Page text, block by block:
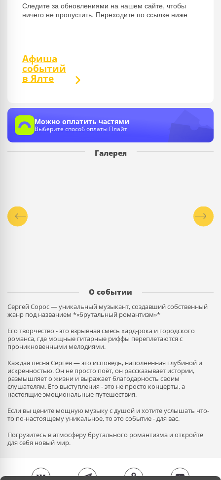
Следите за обновлениями на нашем сайте, чтобы
ничего не пропустить. Переходите по ссылке ниже
Афиша
событий
в Ялте
Можно оплатить частями
Выберите способ оплаты Плайт
Галерея
О событии
Сергей Сорос — уникальный музыкант, создавший собственный
жанр под названием *«брутальный романтизм»*
Его творчество - это взрывная смесь хард-рока и городского
романса, где мощные гитарные риффы переплетаются с
проникновенными мелодиями.
Каждая песня Сергея — это исповедь, наполненная глубиной и
искренностью. Он не просто поёт, он рассказывает истории,
размышляет о жизни и выражает благодарность своим
слушателям. Его выступления - это не просто концерты, а
настоящие эмоциональные путешествия.
Если вы цените мощную музыку с душой и хотите услышать что-
то по-настоящему уникальное, то это событие - для вас.
Погрузитесь в атмосферу брутального романтизма и откройте
для себя новый мир.